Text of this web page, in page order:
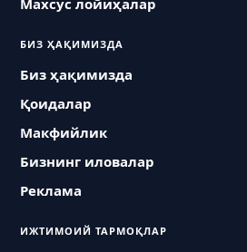
Махсус лойиҳалар
БИЗ ҲАҚИМИЗДА
Биз ҳақимизда
Қоидалар
Макфийлик
Бизнинг иловалар
Реклама
ИЖТИМОИЙ ТАРМОҚЛАР